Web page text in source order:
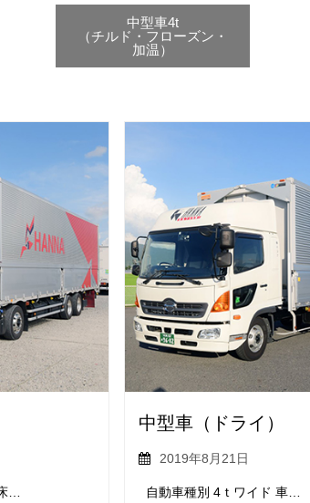
中型車4t
（チルド・フローズン・
加温）
…
中型車（ドライ）
2019年8月21日
自動車種別 4ｔワイド 車…